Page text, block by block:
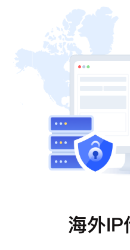
海外IP